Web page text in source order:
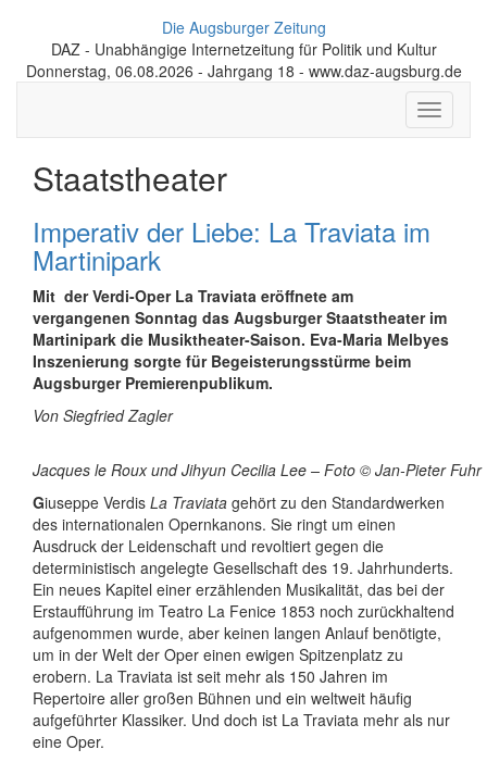
Die Augsburger Zeitung
DAZ - Unabhängige Internetzeitung für Politik und Kultur
Donnerstag, 06.08.2026 - Jahrgang 18 - www.daz-augsburg.de
Toggle
Staatstheater
Imperativ der Liebe: La Traviata im
Martinipark
Mit der Verdi-Oper La Traviata eröffnete am
vergangenen Sonntag das Augsburger Staatstheater im
Martinipark die Musiktheater-Saison. Eva-Maria Melbyes
Inszenierung sorgte für Begeisterungsstürme beim
Augsburger Premierenpublikum.
Von Siegfried Zagler
Jacques le Roux und Jihyun Cecilia Lee – Foto © Jan-Pieter Fuhr
Giuseppe Verdis La Traviata gehört zu den Standardwerken
des internationalen Opernkanons. Sie ringt um einen
Ausdruck der Leidenschaft und revoltiert gegen die
deterministisch angelegte Gesellschaft des 19. Jahrhunderts.
Ein neues Kapitel einer erzählenden Musikalität, das bei der
Erstaufführung im Teatro La Fenice 1853 noch zurückhaltend
aufgenommen wurde, aber keinen langen Anlauf benötigte,
um in der Welt der Oper einen ewigen Spitzenplatz zu
erobern. La Traviata ist seit mehr als 150 Jahren im
Repertoire aller großen Bühnen und ein weltweit häufig
aufgeführter Klassiker. Und doch ist La Traviata mehr als nur
eine Oper.